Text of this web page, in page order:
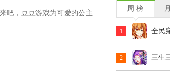
吧，豆豆游戏为可爱的公主
周 榜
1
2 三生